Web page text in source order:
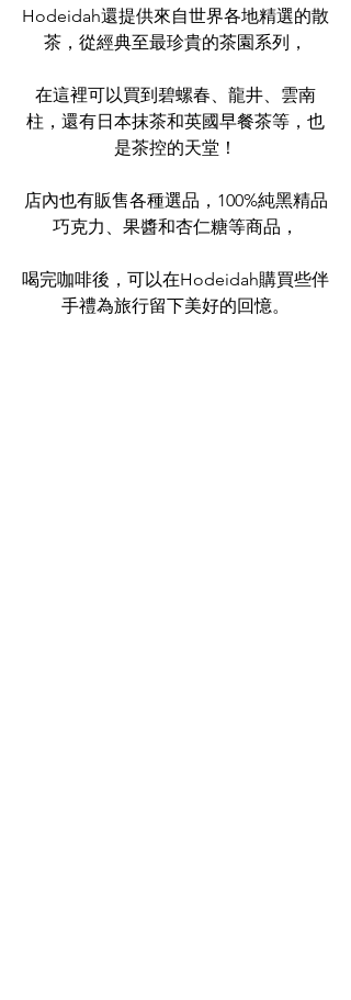
Hodeidah還提供來自世界各地精選的散
茶，從經典至最珍貴的茶園系列，
在這裡可以買到碧螺春、龍井、雲南
柱，還有日本抹茶和英國早餐茶等，也
是茶控的天堂！
店內也有販售各種選品，100%純黑精品
巧克力、果醬和杏仁糖等商品，
喝完咖啡後，可以在Hodeidah購買些伴
手禮為旅行留下美好的回憶。